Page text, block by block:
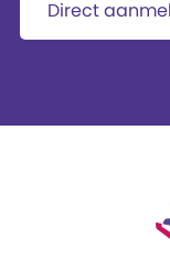
Direct